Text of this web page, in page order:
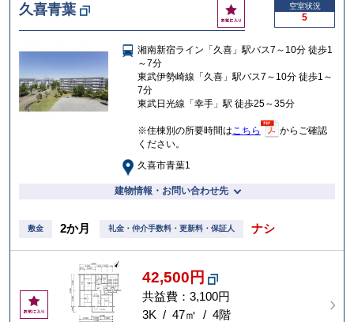
久喜青葉
お
気
入
空室状況
5
湘南新宿ライン「久喜」駅バス7～10分 徒歩1
～7分
東武伊勢崎線「久喜」駅バス7～10分 徒歩1～
7分
東武日光線「幸手」駅 徒歩25～35分
※住棟別の所要時間はこちら
からご確認
ください。
久喜市青葉1
建物情報・お問い合わせ先
敷金 2か月 礼金・仲介手数料・更新料・保証人 ナシ
お
気
42,500円
共益費：3,100円
3K / 47㎡ / 4階